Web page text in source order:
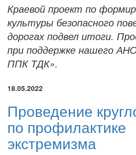
Краевой проект по
культуры безопасного
дорогах подвел итоги.
при поддержке нашего
ППК ТДК».
18.05.2022
Проведение
по профилактике
экстремизма